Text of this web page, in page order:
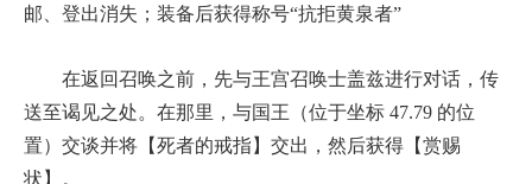
邮、登出消失；装备后获得称号“抗拒黄泉者”
在返回召唤之前，先与王宫召唤士盖兹进行对话，传
送至谒见之处。在那里，与国王（位于坐标 47.79 的位
置）交谈并将【死者的戒指】交出，然后获得【赏赐
状】。